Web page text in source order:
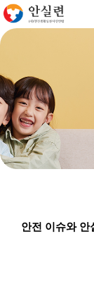
안전 이슈와